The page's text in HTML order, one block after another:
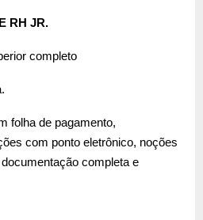
RH JR.
completo
folha de pagamento,
com ponto eletrônico, noções
completa e